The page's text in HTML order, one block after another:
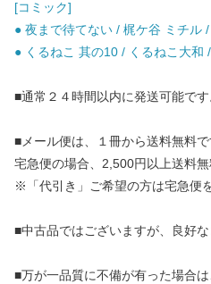
[コミック]
● 夜まで待てない / 梶ケ谷 ミチル
● くるねこ 其の10 / くるねこ大和
■通常２４時間以内に発送可能です
■メール便は、１冊から送料無料で
宅急便の場合、2,500円以上送料無
※「代引き」ご希望の方は宅急便
■中古品ではございますが、良好な
■万が一品質に不備が有った場合は